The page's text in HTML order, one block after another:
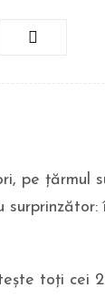
pe țărmul
toți cei